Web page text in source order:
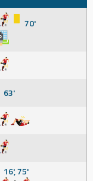
70'
63'
16', 75'